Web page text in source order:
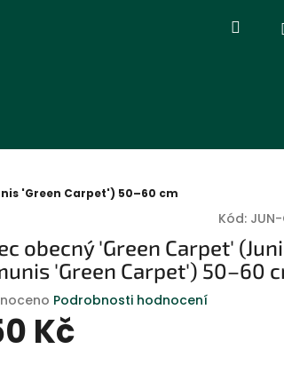
'Green Carpet') 50–60 cm
Kód:
obecný 'Green Carpet'
'Green Carpet') 50–60
Podrobnosti hodnocení
Kč